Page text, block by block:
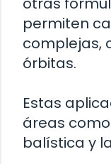
permiten
complejas,
órbitas.
Estas
áreas
balística y